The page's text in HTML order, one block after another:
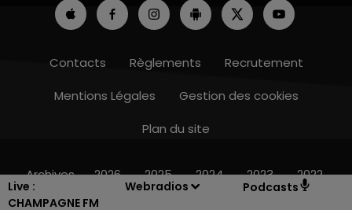
Live :
CHAMPAGNE FM
Webradios Podcasts
Contacts Règlements
Recrutement
Mentions Légales
Gestion des cookies
Plan du site
Archives 2026 2025 2024 2023 2022